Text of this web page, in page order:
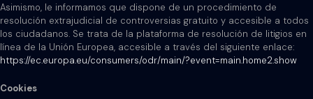
Asimismo, le informamos que dispone de un procedimiento de
resolución extrajudicial de controversias gratuito y accesible a todos
los ciudadanos. Se trata de la plataforma de resolución de litigios en
línea de la Unión Europea, accesible a través del siguiente enlace:
https://ec.europa.eu/consumers/odr/main/?event=main.home2.show
Cookies